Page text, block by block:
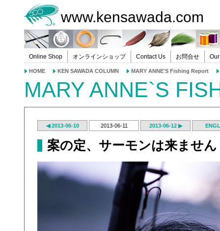
www.kensawada.com
Online Shop オンラインショップ Contact Us お問合せ
HOME KEN SAWADA COLUMN MARY ANNE'S Fishing Report
MARY ANNE`S
◀ 2013-06-10 2013-06-11 2013-06-12 ▶
案の定、サーモンは来ません